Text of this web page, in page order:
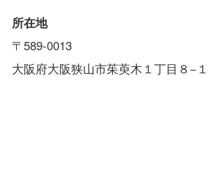
所在地
〒589-0013
大阪府大阪狭山市茱萸木１丁目８−１